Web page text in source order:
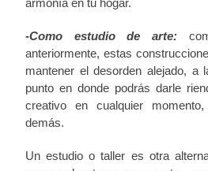
armonía en tu hogar.
-Como estudio de arte:
anteriormente, estas
mantener el desorden alejado, a
punto en donde podrás darle
creativo en cualquier
demás.
Un estudio o taller es otra